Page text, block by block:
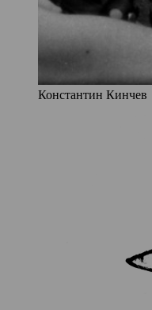
Константин Кинчев